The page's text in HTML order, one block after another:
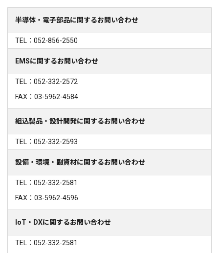
半導体・電子部品に関するお問い合わせ
TEL：052-856-2550
EMSに関するお問い合わせ
TEL：052-332-2572
FAX：03-5962-4584
組込製品・設計開発に関するお問い合わせ
TEL：052-332-2593
設備・環境・副資材に関するお問い合わせ
TEL：052-332-2581
FAX：03-5962-4596
IoT・DXに関するお問い合わせ
TEL：052-332-2581